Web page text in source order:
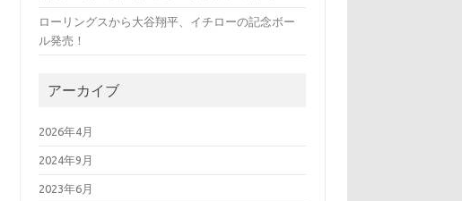
ローリングスから大谷翔平、イチローの記念ボー
ル発売！
アーカイブ
2026年4月
2024年9月
2023年6月